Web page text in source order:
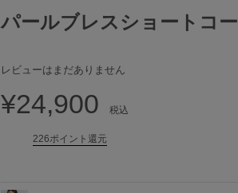
パールブレスショートコー
レビューはまだありません
¥24,900 税込
226ポイント還元